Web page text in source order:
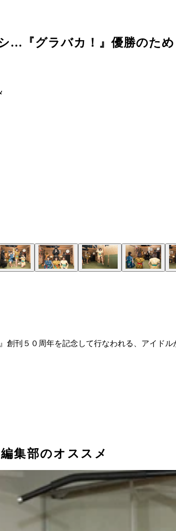
…『グラバカ！』優勝のため
刊５０周年を記念して行なわれる、アイドル
編集部のオススメ